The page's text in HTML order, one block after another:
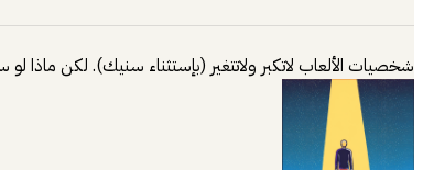
شخصيات الألعاب لاتكبر ولاتتغير (بإستثناء سنيك). لكن ماذا